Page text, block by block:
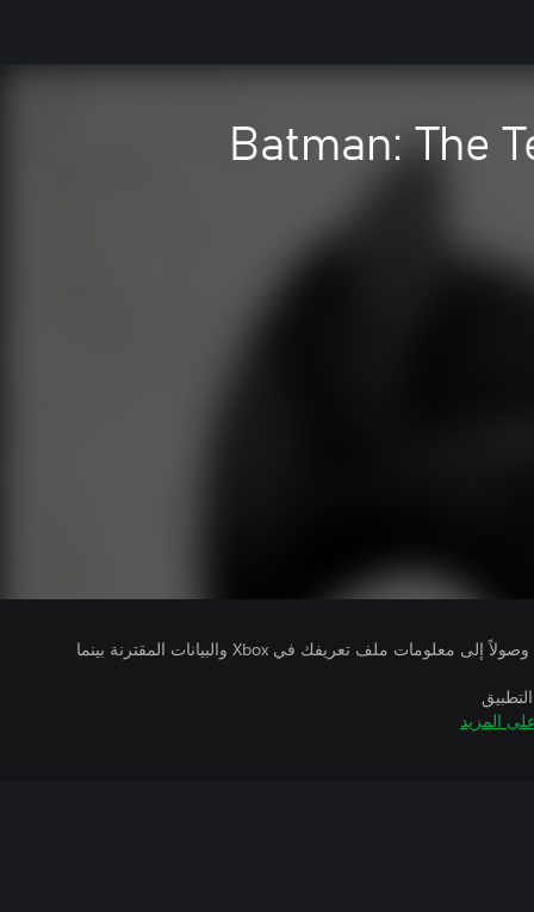
Batman: The
يتلقى ناشرو الألعاب التي تقوم بتشغيلها وصولاً إلى معلومات ملف تعريفك في Xbox والبيانات المقترنة بينما
المزيد